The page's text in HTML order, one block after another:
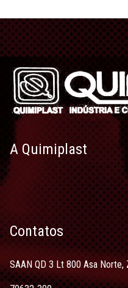
A Quimiplast
Contatos
SAAN QD 3 Lt 800 Asa Norte,